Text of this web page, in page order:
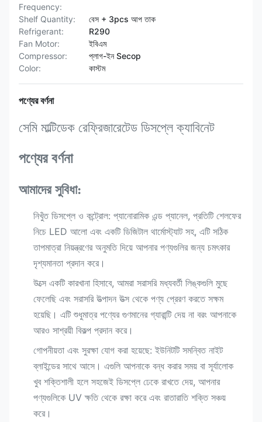
Frequency:
Shelf Quantity:
বেস + 3pcs আপ তাক
Refrigerant:
R290
Fan Motor:
ইবিএম
Compressor:
প্লাগ-ইন Secop
Color:
কাস্টম
পণ্যের বর্ণনা
সেমি মাল্টিডেক রেফ্রিজারেটেড ডিসপ্লে ক্যাবিনেট
পণ্যের বর্ণনা
আমাদের সুবিধা:
নিখুঁত ডিসপ্লে ও কন্ট্রোল: প্যানোরামিক এন্ড প্যানেল, প্রতিটি শেলফের
নিচে LED আলো এবং একটি ডিজিটাল থার্মোস্ট্যাট সহ, এটি সঠিক
তাপমাত্রা নিয়ন্ত্রণের অনুমতি দিয়ে আপনার পণ্যগুলির জন্য চমৎকার
দৃশ্যমানতা প্রদান করে।
উত্সে একটি কারখানা হিসাবে, আমরা সরাসরি মধ্যবর্তী লিঙ্কগুলি মুছে
ফেলেছি এবং সরাসরি উত্পাদন উত্স থেকে পণ্য প্রেরণ করতে সক্ষম
হয়েছি। এটি শুধুমাত্র পণ্যের গুণমানের গ্যারান্টি দেয় না বরং আপনাকে
আরও সাশ্রয়ী বিকল্প প্রদান করে।
গোপনীয়তা এবং সুরক্ষা যোগ করা হয়েছে: ইউনিটটি সমন্বিত নাইট
ব্লাইন্ডের সাথে আসে। এগুলি আপনাকে বন্ধ করার সময় বা সূর্যালোক
খুব শক্তিশালী হলে সহজেই ডিসপ্লে ঢেকে রাখতে দেয়, আপনার
পণ্যগুলিকে UV ক্ষতি থেকে রক্ষা করে এবং রাতারাতি শক্তি সঞ্চয়
করে।